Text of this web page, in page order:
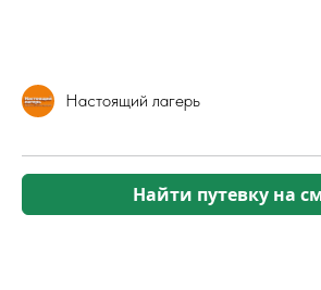
Настоящий лагерь
Найти путевку на